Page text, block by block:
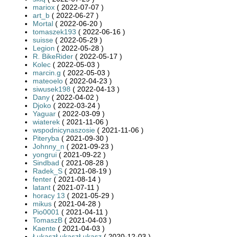
mariox ( 2022-07-07 )
art_b ( 2022-06-27 )
Mortal ( 2022-06-20 )
tomaszek193 ( 2022-06-16 )
suisse ( 2022-05-29 )
Legion ( 2022-05-28 )
R. BikeRider ( 2022-05-17 )
Kolec ( 2022-05-03 )
marcin.g ( 2022-05-03 )
mateoelo ( 2022-04-23 )
siwusek198 ( 2022-04-13 )
Dany ( 2022-04-02 )
Djoko ( 2022-03-24 )
Yaguar ( 2022-03-09 )
wiaterek ( 2021-11-06 )
wspodnicynaszosie ( 2021-11-06 )
Piteryba ( 2021-09-30 )
Johnny_n ( 2021-09-23 )
yongrui ( 2021-09-22 )
Sindbad ( 2021-08-28 )
Radek_S ( 2021-08-19 )
fenter ( 2021-08-14 )
latant ( 2021-07-11 )
horacy 13 ( 2021-05-29 )
mikus ( 2021-04-28 )
Pio0001 ( 2021-04-11 )
TomaszB ( 2021-04-03 )
Kaente ( 2021-04-03 )